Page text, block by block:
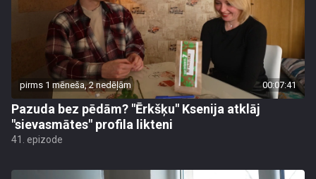
pirms 1 mēneša, 2 nedēļām 00:07:41
Pazuda bez pēdām? "Ērkšķu" Ksenija atklāj
"sievasmātes" profila likteni
41. epizode